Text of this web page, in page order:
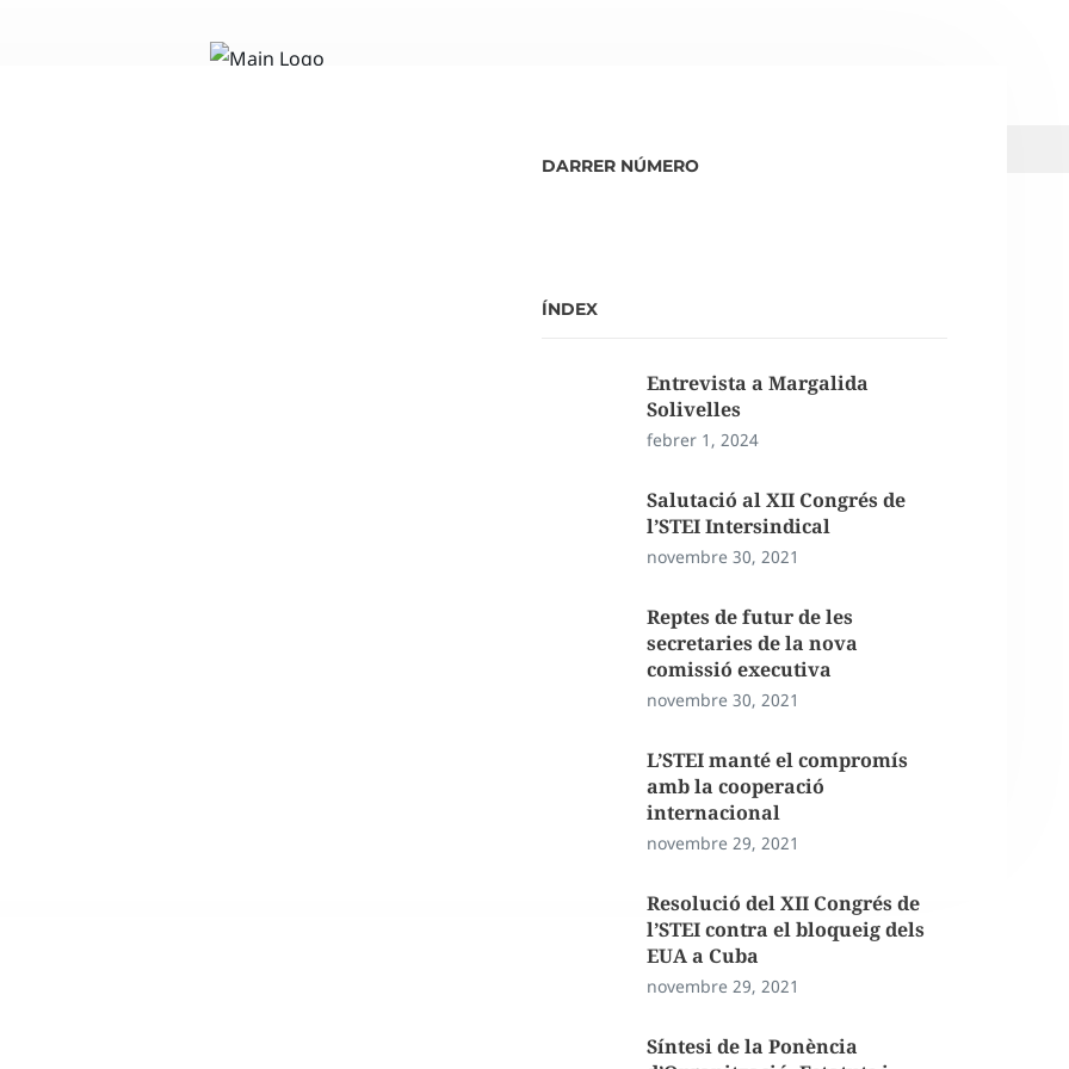
DARRER NÚMERO
ÍNDEX
Entrevista a Margalida
Solivelles
febrer 1, 2024
Salutació al XII Congrés de
l’STEI Intersindical
novembre 30, 2021
Reptes de futur de les
secretaries de la nova
comissió executiva
novembre 30, 2021
L’STEI manté el compromís
amb la cooperació
internacional
novembre 29, 2021
Resolució del XII Congrés de
l’STEI contra el bloqueig dels
EUA a Cuba
novembre 29, 2021
Síntesi de la Ponència